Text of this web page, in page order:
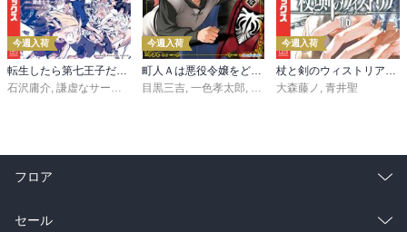
今週入荷
転生したら第七王子だったので、気ままに魔術を極めます（２４）
石沢庸介, 謙虚なサークル メル。
今週入荷
町人Ａは悪役令嬢をどうしても救いたい ～どぶと空と氷の姫君～１０【電子書店共通特典イラスト付】
目黒三吉, 一色孝太郎, Parum
今週入荷
杖と剣のウィストリア（１６）
大森藤ノ , 青井聖
フロア
総合
セール